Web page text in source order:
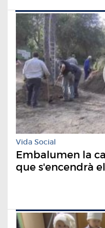
Vida Social
Embalumen la
que s'encendrà